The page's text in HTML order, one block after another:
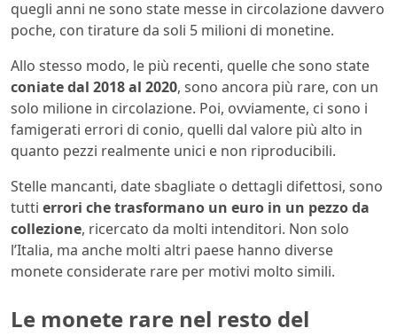
quegli anni ne sono state messe in circolazione davvero
poche, con tirature da soli 5 milioni di monetine.
Allo stesso modo, le più recenti, quelle che sono state
coniate dal 2018 al 2020, sono ancora più rare, con un
solo milione in circolazione. Poi, ovviamente, ci sono i
famigerati errori di conio, quelli dal valore più alto in
quanto pezzi realmente unici e non riproducibili.
Stelle mancanti, date sbagliate o dettagli difettosi, sono
tutti errori che trasformano un euro in un pezzo da
collezione, ricercato da molti intenditori. Non solo
l’Italia, ma anche molti altri paese hanno diverse
monete considerate rare per motivi molto simili.
Le monete rare nel resto del